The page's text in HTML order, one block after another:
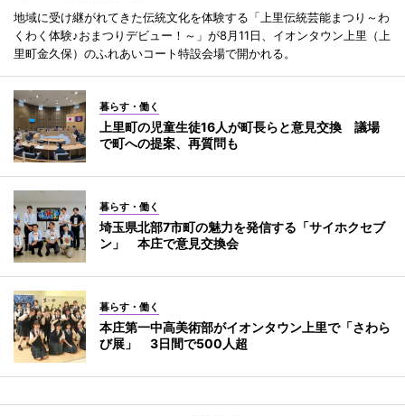
地域に受け継がれてきた伝統文化を体験する「上里伝統芸能まつり～わ
くわく体験♪おまつりデビュー！～」が8月11日、イオンタウン上里（上
里町金久保）のふれあいコート特設会場で開かれる。
暮らす・働く
上里町の児童生徒16人が町長らと意見交換 議場
で町への提案、再質問も
暮らす・働く
埼玉県北部7市町の魅力を発信する「サイホクセブ
ン」 本庄で意見交換会
暮らす・働く
本庄第一中高美術部がイオンタウン上里で「さわら
び展」 3日間で500人超